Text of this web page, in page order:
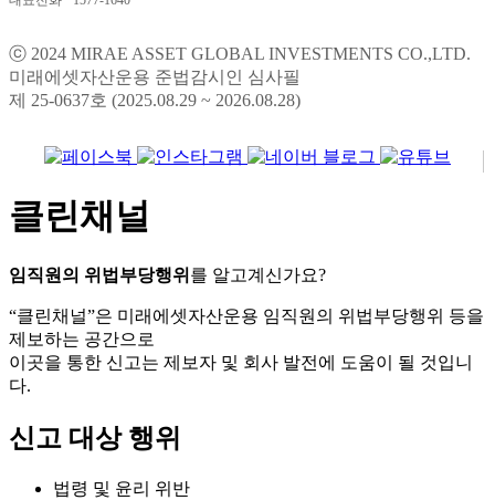
ⓒ 2024 MIRAE ASSET GLOBAL INVESTMENTS CO.,LTD.
미래에셋자산운용 준법감시인 심사필
제 25-0637호 (2025.08.29 ~ 2026.08.28)
클린채널
임직원의 위법부당행위 를 알고계신가요?
“클린채널”은 미래에셋자산운용 임직원의 위법부당행위 등을
제보하는 공간으로
이곳을 통한 신고는 제보자 및 회사 발전에 도움이 될 것입니
다.
신고 대상 행위
법령 및 윤리 위반